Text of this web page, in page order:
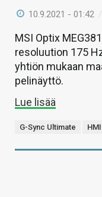
10.9.2021 - 01:42
MSI Optix
resoluution 175
yhtiön mukaan
pelinäyttö.
Lue lisää
G-Sync Ultimate HMI